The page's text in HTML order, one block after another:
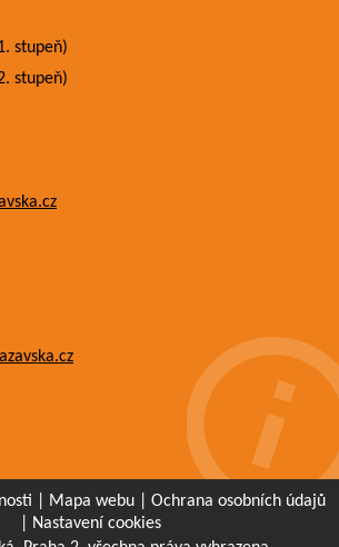
stupeň)
stupeň)
Mapa webu
Ochrana osobních údajů
Nastavení cookies